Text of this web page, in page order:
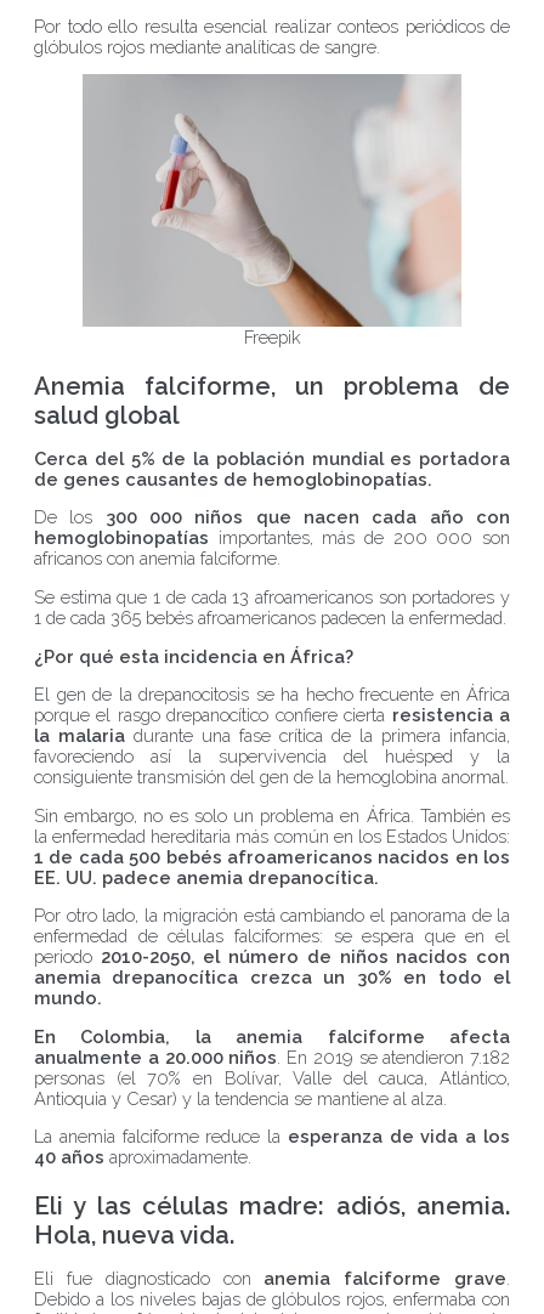
Por todo ello resulta esencial realizar conteos periódicos de
glóbulos rojos mediante analíticas de sangre.
Freepik
Anemia falciforme, un problema de
salud global
Cerca del 5% de la población mundial es portadora
de genes causantes de hemoglobinopatías.
De los 300 000 niños que nacen cada año con
hemoglobinopatías importantes, más de 200 000 son
africanos con anemia falciforme.
Se estima que 1 de cada 13 afroamericanos son portadores y
1 de cada 365 bebés afroamericanos padecen la enfermedad.
¿Por qué esta incidencia en África?
El gen de la drepanocitosis se ha hecho frecuente en África
porque el rasgo drepanocítico confiere cierta resistencia a
la malaria durante una fase crítica de la primera infancia,
favoreciendo así la supervivencia del huésped y la
consiguiente transmisión del gen de la hemoglobina anormal.
Sin embargo, no es solo un problema en África. También es
la enfermedad hereditaria más común en los Estados Unidos:
1 de cada 500 bebés afroamericanos nacidos en los
EE. UU. padece anemia drepanocítica.
Por otro lado, la migración está cambiando el panorama de la
enfermedad de células falciformes: se espera que en el
periodo 2010-2050, el número de niños nacidos con
anemia drepanocítica crezca un 30% en todo el
mundo.
En Colombia, la anemia falciforme afecta
anualmente a 20.000 niños . En 2019 se atendieron 7.182
personas (el 70% en Bolívar, Valle del cauca, Atlántico,
Antioquia y Cesar) y la tendencia se mantiene al alza.
La anemia falciforme reduce la esperanza de vida a los
40 años aproximadamente.
Eli y las células madre: adiós, anemia.
Hola, nueva vida.
Eli fue diagnosticado con anemia falciforme grave
Debido a los niveles bajas de glóbulos rojos, enfermaba con